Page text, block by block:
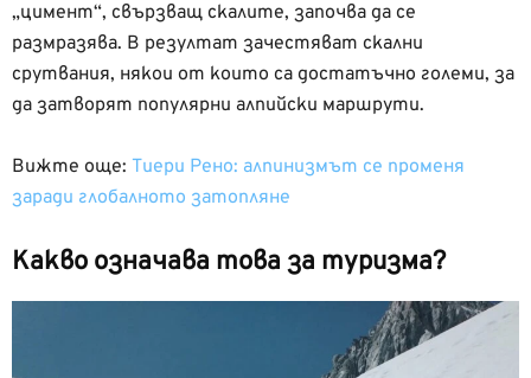
„цимент“, свързващ скалите, започва да се
размразява. В резултат зачестяват скални
срутвания, някои от които са достатъчно големи, за
да затворят популярни алпийски маршрути.
Вижте още: Тиери Рено: алпинизмът се променя
заради глобалното затопляне
Какво означава това за туризма?